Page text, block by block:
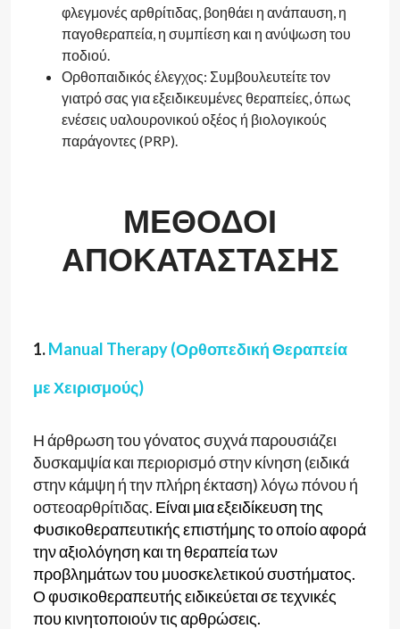
φλεγμονές αρθρίτιδας, βοηθάει η ανάπαυση, η
παγοθεραπεία, η συμπίεση και η ανύψωση του
ποδιού.
Ορθοπαιδικός έλεγχος: Συμβουλευτείτε τον
γιατρό σας για εξειδικευμένες θεραπείες, όπως
ενέσεις υαλουρονικού οξέος ή βιολογικούς
παράγοντες (PRP).
ΜΕΘΟΔΟΙ
ΑΠΟΚΑΤΑΣΤΑΣΗΣ
1.Manual Therapy (Ορθοπεδική Θεραπεία
με Χειρισμούς)
Η άρθρωση του γόνατος συχνά παρουσιάζει
δυσκαμψία και περιορισμό στην κίνηση (ειδικά
στην κάμψη ή την πλήρη έκταση) λόγω πόνου ή
οστεοαρθρίτιδας. Είναι μια εξειδίκευση της
Φυσικοθεραπευτικής επιστήμης το οποίο αφορά
την αξιολόγηση και τη θεραπεία των
προβλημάτων του μυοσκελετικού συστήματος.
Ο φυσικοθεραπευτής ειδικεύεται σε τεχνικές
που κινητοποιούν τις αρθρώσεις.